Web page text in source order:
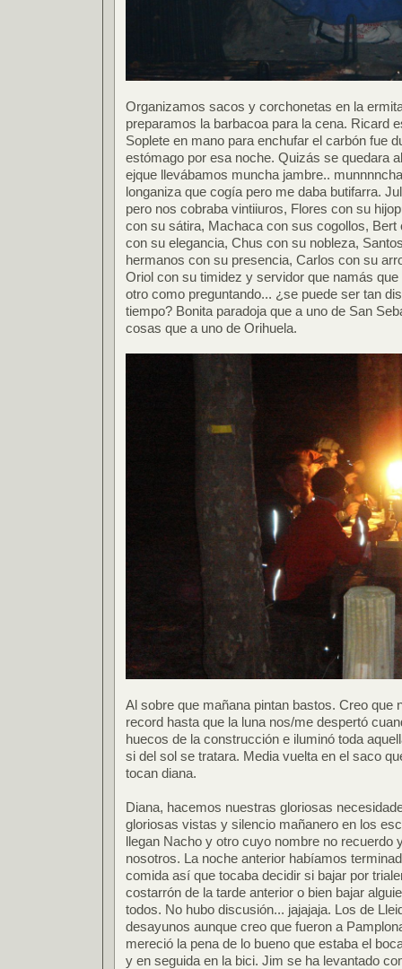
Organizamos sacos y corchonetas en la
preparamos la barbacoa para la cena. Ricard
Soplete en mano para enchufar el carbón fue
estómago por esa noche. Quizás se quedara
ejque llevábamos muncha jambre..
longaniza que cogía pero me daba butifarra.
pero nos cobraba vintiiuros, Flores con su
con su sátira, Machaca con sus cogollos,
con su elegancia, Chus con su nobleza,
hermanos con su presencia, Carlos con su
Oriol con su timidez y servidor que namás
otro como preguntando... ¿se puede ser tan
tiempo? Bonita paradoja que a uno de San
cosas que a uno de Orihuela.
Al sobre que mañana pintan bastos. Creo que
record hasta que la luna nos/me despertó
huecos de la construcción e iluminó toda
si del sol se tratara. Media vuelta en el saco
tocan diana.
Diana, hacemos nuestras gloriosas
gloriosas vistas y silencio mañanero en los
llegan Nacho y otro cuyo nombre no recuerdo
nosotros. La noche anterior habíamos
comida así que tocaba decidir si bajar por
costarrón de la tarde anterior o bien bajar
todos. No hubo discusión... jajajaja. Los de
desayunos aunque creo que fueron a
mereció la pena de lo bueno que estaba el
y en seguida en la bici. Jim se ha levantado